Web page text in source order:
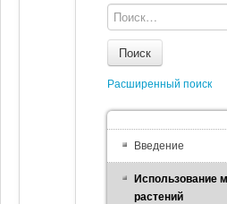
Поиск
Расширенный поиск
Введение
Использование
растений